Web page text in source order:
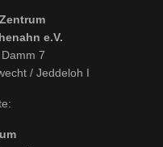
e.V.
7
/ Jeddeloh I